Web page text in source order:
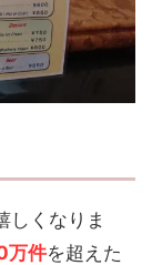
しくなりま
万件を超えた